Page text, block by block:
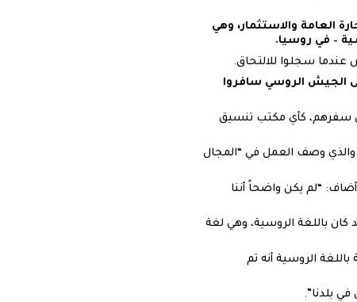
العامة والاستثمار، وهي
– في روسيا.
سجلوا للالتحاق.
الجيش الروسي سافروا
سفرهم، كأي مكتب تنسيق
والذي وصف العمل في “المجال
“لم يكن واضحاً أننا
باللغة الروسية، وهي لغة
الروسية أنه تم
بلدنا”.